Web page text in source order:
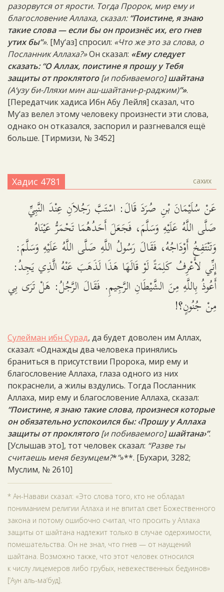
разорвутся от ярости. Тогда Пророк, мир ему и
благословение Аллаха, сказал: “Поистине, я знаю
такие слова — если бы он произнёс их, его гнев
утих бы”». [Му‘аз] спросил: «Что же это за слова, о
Посланник Аллаха?»Он сказал: «Ему следует
сказать: “О Аллах, поистине я прошу у Тебя
защиты от проклятого[и побиваемого]шайтана
(А‘узу би-Лляхи мин аш-шайтани-р-раджим)”».
[Передатчик хадиса Ибн Абу Лейля] сказал, что
Му‘аз велел этому человеку произнести эти слова,
однако он отказался, заспорил и разгневался ещё
больше. [Тирмизи, № 3452]
Хадис 4781 сахих
عَنْ سُلَيْمَانَ بْنِ صُرَدَ قَالَ: اسْتَبَّ رَجُلاَنِ عِنْدَ النَّبِيِّ
صَلَّى اللَّهُ عَلَيْهِ وَسَلَّمَ، فَجَعَلَ أَحَدُهُمَا تَحْمَرُّ عَيْنَاهُ
وَتَنْتَفِخُ أَوْدَاجُهُ، فَقَالَ رَسُولُ اللَّهِ صَلَّى اللَّهُ عَلَيْهِ وَسَلَّمَ:
إِنِّي لأَعْرِفُ كَلِمَةً لَوْ قَالَهَا هَذَا لَذَهَبَ عَنْهُ الَّذِي يَجِدُ:
أَعُوذُ بِاللَّهِ مِنَ الشَّيْطَانِ الرَّجِيمِ. فَقَالَ الرَّجُلُ: هَلْ تَرَى بِي
مِنْ جُنُونٍ؟!
Сулейман ибн Сурад, да будет доволен им Аллах,
сказал: «Однажды два человека принялись
браниться в присутствии Пророка, мир ему и
благословение Аллаха, глаза одного из них
покраснели, а жилы вздулись. Тогда Посланник
Аллаха, мир ему и благословение Аллаха, сказал:
“Поистине, я знаю такие слова, произнеся которые
он обязательно успокоился бы: ‹Прошу у Аллаха
защиты от проклятого[и побиваемого]шайтана›”.
[Услышав это], тот человек сказал: “Разве ты
считаешь меня безумцем?*”»**. [Бухари, 3282;
Муслим, № 2610]
* Ан-Навави сказал: «Это слова того, кто не обладал
пониманием религии Аллаха и не впитал свет Божественного
закона и потому ошибочно считал, что просить у Аллаха
защиты от шайтана надлежит только в случае одержимости,
помешательства. Он не знал, что гнев — от наущений
шайтана. Возможно также, что этот человек относился
к числу лицемеров либо грубых, невежественных бедуинов»
[‘Аун аль-ма‘буд].